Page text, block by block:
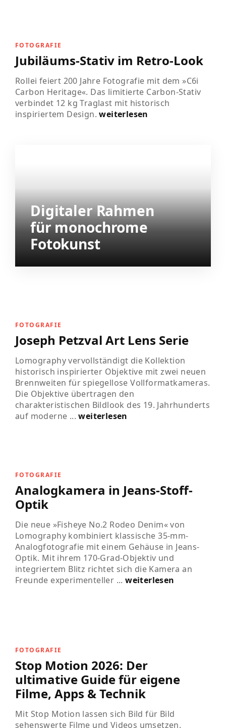
FOTOGRAFIE
Jubiläums-Stativ im Retro-Look
Rollei feiert 200 Jahre Fotografie mit dem »C6i
Carbon Heritage«. Das limitierte Carbon-Stativ
verbindet 12 kg Traglast mit historisch
inspiriertem Design.weiterlesen
Digitaler Rahmen
für monochrome
Fotokunst
FOTOGRAFIE
Joseph Petzval Art Lens Serie
Lomography vervollständigt die Kollektion
historisch inspirierter Objektive mit zwei neuen
Brennweiten für spiegellose Vollformatkameras.
Die Objektive übertragen den
charakteristischen Bildlook des 19. Jahrhunderts
auf moderne ...weiterlesen
FOTOGRAFIE
Analogkamera in Jeans-Stoff-
Optik
Die neue »Fisheye No.2 Rodeo Denim« von
Lomography kombiniert klassische 35-mm-
Analogfotografie mit einem Gehäuse in Jeans-
Optik. Mit ihrem 170-Grad-Objektiv und
integriertem Blitz richtet sich die Kamera an
Freunde experimenteller ...weiterlesen
FOTOGRAFIE
Stop Motion 2026: Der
ultimative Guide für eigene
Filme, Apps & Technik
Mit Stop Motion lassen sich Bild für Bild
sehenswerte Filme und Videos umsetzen.